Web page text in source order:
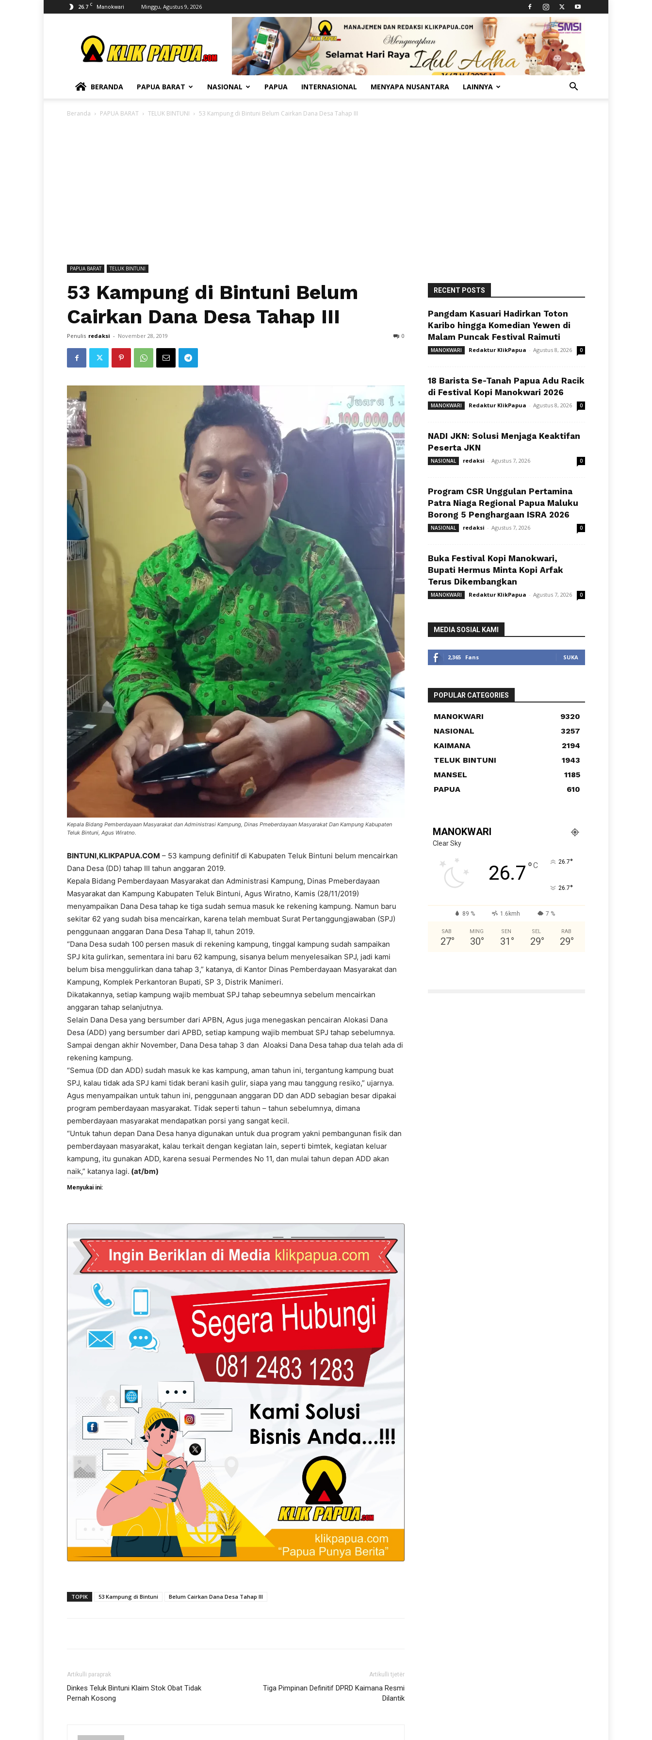
26.7 C Manokwari Minggu, Agustus 9, 2026
BERANDA PAPUA BARAT NASIONAL PAPUA INTERNASIONAL MENYAPA NUSANTARA LAINNYA
Beranda PAPUA BARAT TELUK BINTUNI 53 Kampung di Bintuni Belum Cairkan Dana Desa Tahap III
PAPUA BARAT TELUK BINTUNI
53 Kampung di Bintuni Belum
Cairkan Dana Desa Tahap III
Penulis redaksi - November 28, 2019 0
Kepala Bidang Pemberdayaan Masyarakat dan Administrasi Kampung, Dinas Pmeberdayaan Masyarakat Dan Kampung Kabupaten
Teluk Bintuni, Agus Wiratno.
BINTUNI,KLIKPAPUA.COM – 53 kampung definitif di Kabupaten Teluk Bintuni belum mencairkan
Dana Desa (DD) tahap III tahun anggaran 2019.
Kepala Bidang Pemberdayaan Masyarakat dan Administrasi Kampung, Dinas Pmeberdayaan
Masyarakat dan Kampung Kabupaten Teluk Bintuni, Agus Wiratno, Kamis (28/11/2019)
menyampaikan Dana Desa tahap ke tiga sudah semua masuk ke rekening kampung. Namun baru
sekitar 62 yang sudah bisa mencairkan, karena telah membuat Surat Pertanggungjawaban (SPJ)
penggunaan anggaran Dana Desa Tahap II, tahun 2019.
“Dana Desa sudah 100 persen masuk di rekening kampung, tinggal kampung sudah sampaikan
SPJ kita gulirkan, sementara ini baru 62 kampung, sisanya belum menyelesaikan SPJ, jadi kami
belum bisa menggulirkan dana tahap 3,” katanya, di Kantor Dinas Pemberdayaan Masyarakat dan
Kampung, Komplek Perkantoran Bupati, SP 3, Distrik Manimeri.
Dikatakannya, setiap kampung wajib membuat SPJ tahap sebeumnya sebelum mencairkan
anggaran tahap selanjutnya.
Selain Dana Desa yang bersumber dari APBN, Agus juga menegaskan pencairan Alokasi Dana
Desa (ADD) yang bersumber dari APBD, setiap kampung wajib membuat SPJ tahap sebelumnya.
Sampai dengan akhir November, Dana Desa tahap 3 dan Aloaksi Dana Desa tahap dua telah ada di
rekening kampung.
“Semua (DD dan ADD) sudah masuk ke kas kampung, aman tahun ini, tergantung kampung buat
SPJ, kalau tidak ada SPJ kami tidak berani kasih gulir, siapa yang mau tanggung resiko,” ujarnya.
Agus menyampaikan untuk tahun ini, penggunaan anggaran DD dan ADD sebagian besar dipakai
program pemberdayaan masyarakat. Tidak seperti tahun – tahun sebelumnya, dimana
pemberdayaan masyarakat mendapatkan porsi yang sangat kecil.
“Untuk tahun depan Dana Desa hanya digunakan untuk dua program yakni pembangunan fisik dan
pemberdayaan masyarakat, kalau terkait dengan kegiatan lain, seperti bimtek, kegiatan keluar
kampung, itu gunakan ADD, karena sesuai Permendes No 11, dan mulai tahun depan ADD akan
naik,” katanya lagi. (at/bm)
Menyukai ini:
TOPIK 53 Kampung di Bintuni Belum Cairkan Dana Desa Tahap III
Artikulli paraprak
Dinkes Teluk Bintuni Klaim Stok Obat Tidak
Pernah Kosong
Artikulli tjetër
Tiga Pimpinan Definitif DPRD Kaimana Resmi
Dilantik
RECENT POSTS
Pangdam Kasuari Hadirkan Toton
Karibo hingga Komedian Yewen di
Malam Puncak Festival Raimuti
MANOKWARI Redaktur KlikPapua - Agustus 8, 2026 0
18 Barista Se-Tanah Papua Adu Racik
di Festival Kopi Manokwari 2026
MANOKWARI Redaktur KlikPapua - Agustus 8, 2026 0
NADI JKN: Solusi Menjaga Keaktifan
Peserta JKN
NASIONAL redaksi - Agustus 7, 2026 0
Program CSR Unggulan Pertamina
Patra Niaga Regional Papua Maluku
Borong 5 Penghargaan ISRA 2026
NASIONAL redaksi - Agustus 7, 2026 0
Buka Festival Kopi Manokwari,
Bupati Hermus Minta Kopi Arfak
Terus Dikembangkan
MANOKWARI Redaktur KlikPapua - Agustus 7, 2026 0
MEDIA SOSIAL KAMI
2,365 Fans SUKA
POPULAR CATEGORIES
MANOKWARI
9320
NASIONAL
3257
KAIMANA
2194
TELUK BINTUNI
1943
MANSEL
1185
PAPUA
610
MANOKWARI
Clear Sky
26.7°C 26.7°
26.7°
89 % 1.6kmh 7 %
SAB
27°
MING
30°
SEN
31 °
SEL
29°
RAB
29°